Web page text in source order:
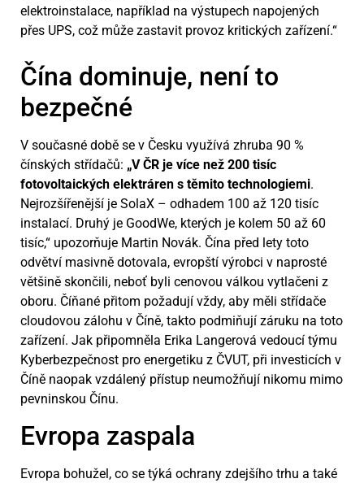
elektroinstalace, například na výstupech napojených
přes UPS, což může zastavit provoz kritických zařízení.“
Čína dominuje, není to
bezpečné
V současné době se v Česku využívá zhruba 90 %
čínských střídačů: „V ČR je více než 200 tisíc
fotovoltaických elektráren s těmito technologiemi.
Nejrozšířenější je SolaX – odhadem 100 až 120 tisíc
instalací. Druhý je GoodWe, kterých je kolem 50 až 60
tisíc,“ upozorňuje Martin Novák. Čína před lety toto
odvětví masivně dotovala, evropští výrobci v naprosté
většině skončili, neboť byli cenovou válkou vytlačeni z
oboru. Číňané přitom požadují vždy, aby měli střídače
cloudovou zálohu v Číně, takto podmiňují záruku na toto
zařízení. Jak připomněla Erika Langerová vedoucí týmu
Kyberbezpečnost pro energetiku z ČVUT, při investicích v
Číně naopak vzdálený přístup neumožňují nikomu mimo
pevninskou Čínu.
Evropa zaspala
Evropa bohužel, co se týká ochrany zdejšího trhu a také